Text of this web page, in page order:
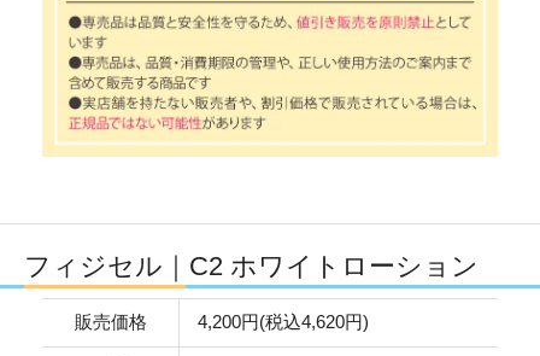
フィジセル｜C2 ホワイトローション
販売価格 4,200円(税込4,620円)